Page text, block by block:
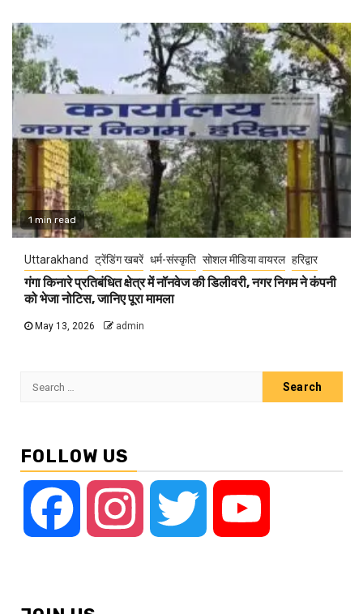
1 min read
Uttarakhand ट्रेंडिंग खबरें धर्म-संस्कृति सोशल मीडिया वायरल हरिद्वार
गंगा किनारे प्रतिबंधित क्षेत्र में नॉनवेज की डिलीवरी, नगर निगम ने कंपनी
को भेजा नोटिस, जानिए पूरा मामला
May 13, 2026 admin
Search
FOLLOW US
Facebook Instagram Twitter